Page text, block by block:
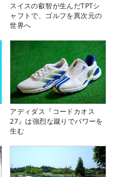
スイスの叡智が生んだTPTシ
ャフトで、ゴルフを異次元の
世界へ
アディダス『コードカオス
27』は強烈な蹴りでパワーを
生む